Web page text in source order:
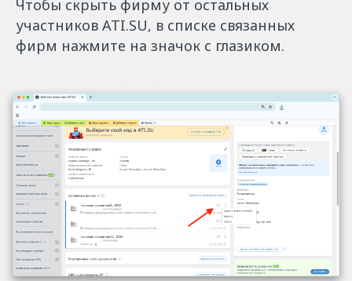
Чтобы скрыть фирму от остальных
участников ATI.SU, в списке связанных
фирм нажмите на значок с глазиком.